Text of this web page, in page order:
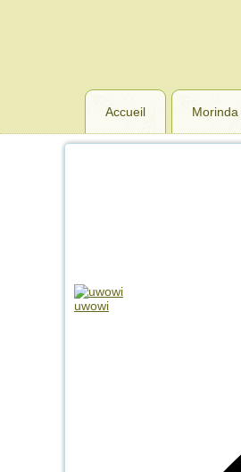
Accueil Morinda
uwowi